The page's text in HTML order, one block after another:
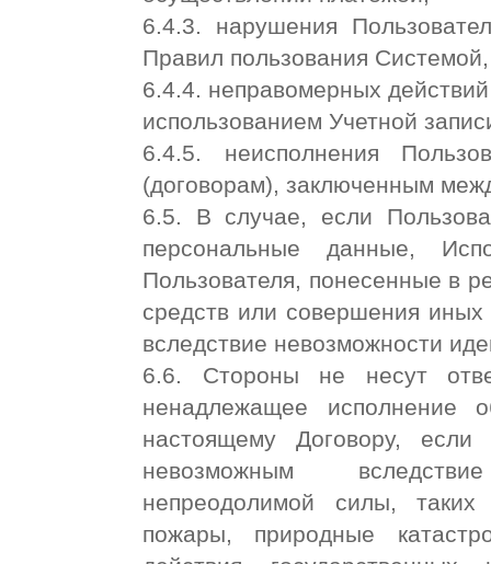
6.4.3. нарушения
Правил пользования
6.4.4. неправомерных
использованием Учетной
6.4.5. неисполнения
(договорам), заключенным
6.5. В случае, если
персональные данные,
Пользователя, понесенные в
средств или совершения
вследствие невозможности
6.6. Стороны не несут
ненадлежащее исполнение
настоящему Договору, если
невозможным
непреодолимой силы,
пожары, природные